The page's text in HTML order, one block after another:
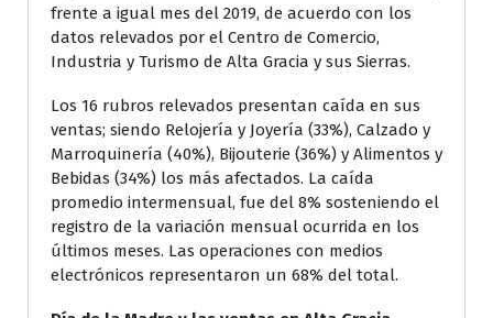
frente a igual mes del 2019, de acuerdo con los
datos relevados por el Centro de Comercio,
Industria y Turismo de Alta Gracia y sus Sierras.
Los 16 rubros relevados presentan caída en sus
ventas; siendo Relojería y Joyería (33%), Calzado y
Marroquinería (40%), Bijouterie (36%) y Alimentos y
Bebidas (34%) los más afectados. La caída
promedio intermensual, fue del 8% sosteniendo el
registro de la variación mensual ocurrida en los
últimos meses. Las operaciones con medios
electrónicos representaron un 68% del total.